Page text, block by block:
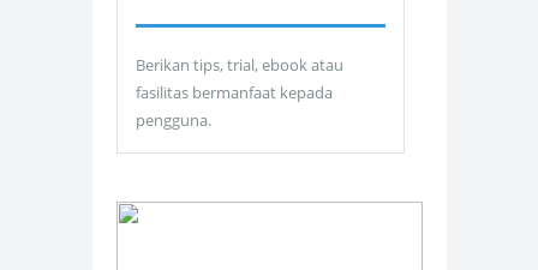
Berikan tips, trial, ebook atau
fasilitas bermanfaat kepada
pengguna.